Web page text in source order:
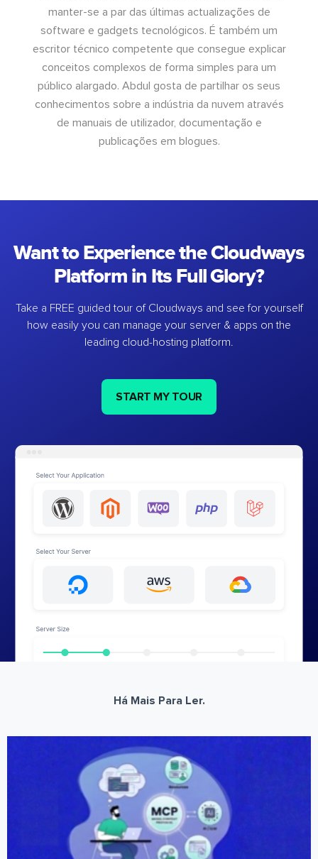
manter-se a par das últimas actualizações de
software e gadgets tecnológicos. É também um
escritor técnico competente que consegue explicar
conceitos complexos de forma simples para um
público alargado. Abdul gosta de partilhar os seus
conhecimentos sobre a indústria da nuvem através
de manuais de utilizador, documentação e
publicações em blogues.
Want to Experience the Cloudways
Platform in Its Full Glory?
Take a FREE guided tour of Cloudways and see for yourself
how easily you can manage your server & apps on the
leading cloud-hosting platform.
START MY TOUR
Há Mais Para Ler.